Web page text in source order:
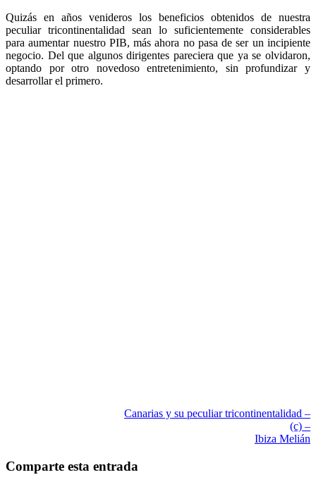
Quizás en años venideros los beneficios obtenidos de nuestra
peculiar tricontinentalidad sean lo suficientemente considerables
para aumentar nuestro PIB, más ahora no pasa de ser un incipiente
negocio. Del que algunos dirigentes pareciera que ya se olvidaron,
optando por otro novedoso entretenimiento, sin profundizar y
desarrollar el primero.
Canarias y su peculiar tricontinentalidad –
(c) –
Ibiza Melián
Comparte esta entrada